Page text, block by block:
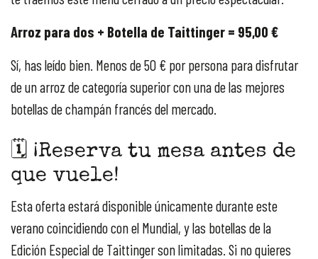
Arroz para dos + Botella de Taittinger = 95,00 €
Sí, has leído bien. Menos de 50 € por persona para disfrutar
de un arroz de categoría superior con una de las mejores
botellas de champán francés del mercado.
🗓️ ¡Reserva tu mesa antes de
que vuele!
Esta oferta estará disponible únicamente durante este
verano coincidiendo con el Mundial, y las botellas de la
Edición Especial de Taittinger son limitadas. Si no quieres